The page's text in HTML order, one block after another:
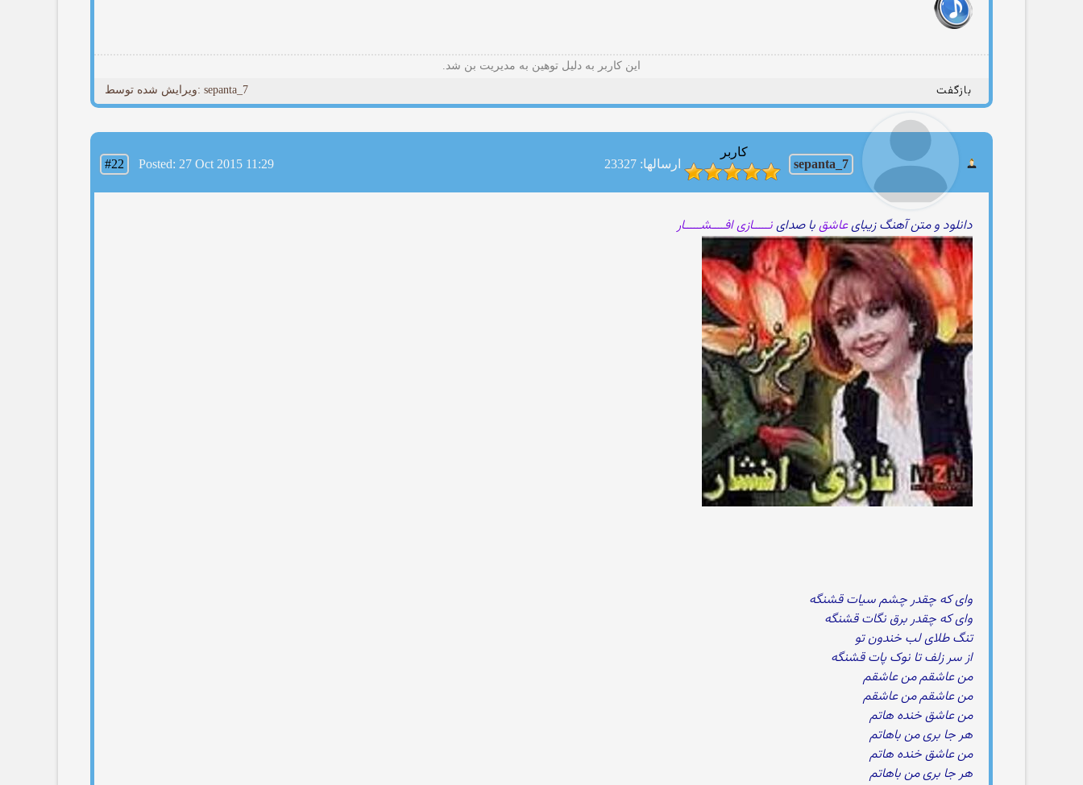
این کاربر به دلیل توهین به مدیریت بن شد.
بازگفت ویرایش شده توسط: sepanta_7
sepanta_7
کاربر
ارسالها: 23327
#22 Posted: 27 Oct 2015 11:29
دانلود و متن آهنگ زیبایعاشقبا صداینـــــازی افــــشـــــار
وای که چقدر چشم سیات قشنگه
وای که چقدر برق نگات قشنگه
تنگ طلای لب خندون تو
از سر زلف تا نوک پات قشنگه
من عاشقم من عاشقم
من عاشقم من عاشقم
من عاشق خنده هاتم
هر جا بری من باهاتم
من عاشق خنده هاتم
هر جا بری من باهاتم